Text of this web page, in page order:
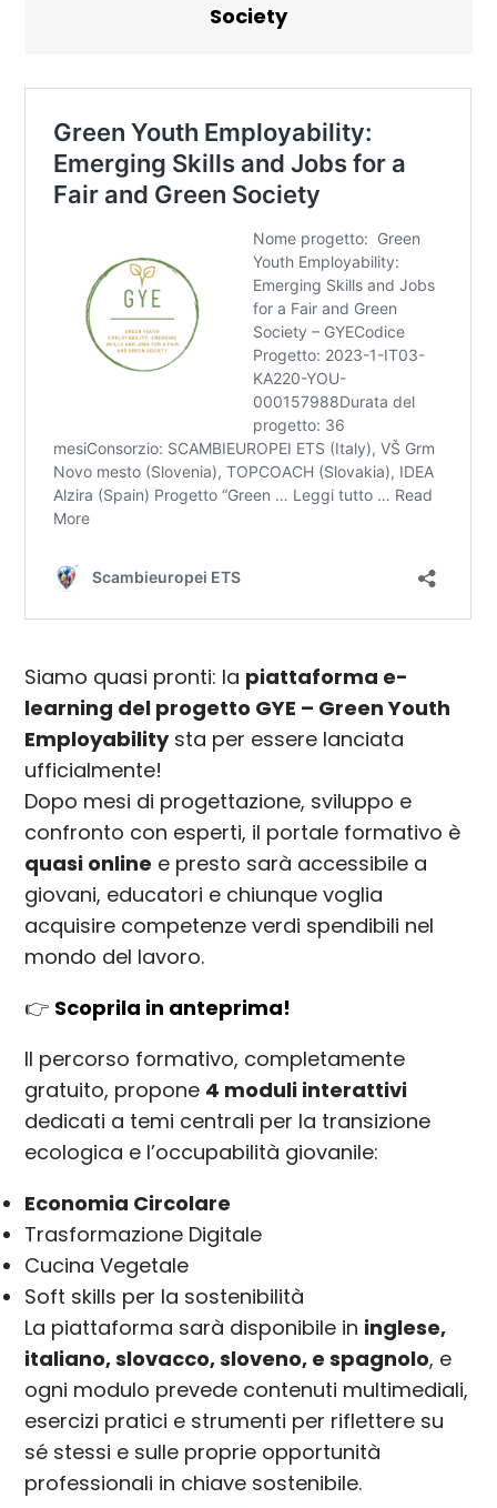
Society
Siamo quasi pronti: la piattaforma e-
learning del progetto GYE – Green Youth
Employabilitysta per essere lanciata
ufficialmente!
Dopo mesi di progettazione, sviluppo e
confronto con esperti, il portale formativo è
quasi online e presto sarà accessibile a
giovani, educatori e chiunque voglia
acquisire competenze verdi spendibili nel
mondo del lavoro.
👉 Scoprila in anteprima!
Il percorso formativo, completamente
gratuito, propone 4 moduli interattivi
dedicati a temi centrali per la transizione
ecologica e l’occupabilità giovanile:
Economia Circolare
Trasformazione Digitale
Cucina Vegetale
Soft skills per la sostenibilità
La piattaforma sarà disponibile in inglese,
italiano, slovacco, sloveno, e spagnolo, e
ogni modulo prevede contenuti multimediali,
esercizi pratici e strumenti per riflettere su
sé stessi e sulle proprie opportunità
professionali in chiave sostenibile.